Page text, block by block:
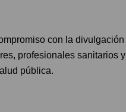
con la divulgación
profesionales sanitarios y
pública.